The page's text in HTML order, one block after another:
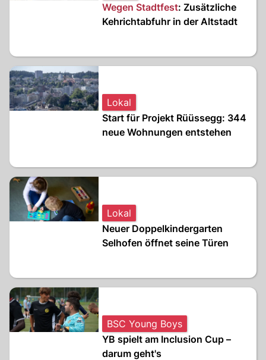
Wegen Stadtfest: Zusätzliche
Kehrichtabfuhr in der Altstadt
Lokal
Start für Projekt Rüüssegg: 344
neue Wohnungen entstehen
Lokal
Neuer Doppelkindergarten
Selhofen öffnet seine Türen
BSC Young Boys
YB spielt am Inclusion Cup –
darum geht's